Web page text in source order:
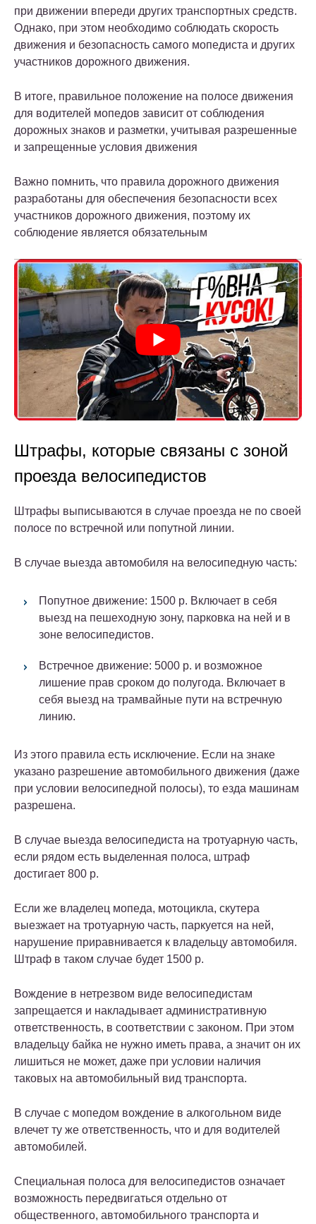
при движении впереди других транспортных средств.
Однако, при этом необходимо соблюдать скорость
движения и безопасность самого мопедиста и других
участников дорожного движения.
В итоге, правильное положение на полосе движения
для водителей мопедов зависит от соблюдения
дорожных знаков и разметки, учитывая разрешенные
и запрещенные условия движения
Важно помнить, что правила дорожного движения
разработаны для обеспечения безопасности всех
участников дорожного движения, поэтому их
соблюдение является обязательным
Штрафы, которые связаны с зоной
проезда велосипедистов
Штрафы выписываются в случае проезда не по своей
полосе по встречной или попутной линии.
В случае выезда автомобиля на велосипедную часть:
Попутное движение: 1500 р. Включает в себя
выезд на пешеходную зону, парковка на ней и в
зоне велосипедистов.
Встречное движение: 5000 р. и возможное
лишение прав сроком до полугода. Включает в
себя выезд на трамвайные пути на встречную
линию.
Из этого правила есть исключение. Если на знаке
указано разрешение автомобильного движения (даже
при условии велосипедной полосы), то езда машинам
разрешена.
В случае выезда велосипедиста на тротуарную часть,
если рядом есть выделенная полоса, штраф
достигает 800 р.
Если же владелец мопеда, мотоцикла, скутера
выезжает на тротуарную часть, паркуется на ней,
нарушение приравнивается к владельцу автомобиля.
Штраф в таком случае будет 1500 р.
Вождение в нетрезвом виде велосипедистам
запрещается и накладывает административную
ответственность, в соответствии с законом. При этом
владельцу байка не нужно иметь права, а значит он их
лишиться не может, даже при условии наличия
таковых на автомобильный вид транспорта.
В случае с мопедом вождение в алкогольном виде
влечет ту же ответственность, что и для водителей
автомобилей.
Специальная полоса для велосипедистов означает
возможность передвигаться отдельно от
общественного, автомобильного транспорта и